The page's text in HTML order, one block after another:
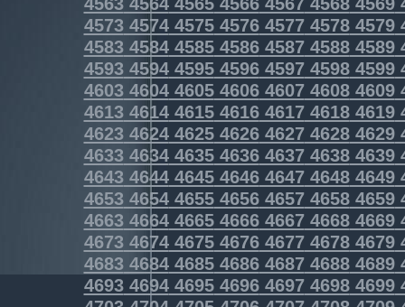
4573457445754576457745784579
4583458445854586458745884589
4593459445954596459745984599
4603460446054606460746084609
4613461446154616461746184619
4623462446254626462746284629
4633463446354636463746384639
4643464446454646464746484649
4653465446554656465746584659
4663466446654666466746684669
4673467446754676467746784679
4683468446854686468746884689
4693469446954696469746984699